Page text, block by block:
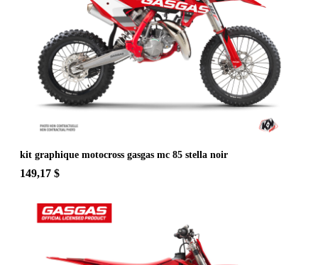
kit graphique motocross gasgas mc 85 stella noir
149,17 $